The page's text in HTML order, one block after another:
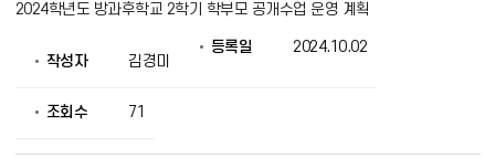
2024학년도 방과후학교 2학기 학부모 공개수업 운영 계획
작성자 김경미
등록일 2024.10.02
조회수 71